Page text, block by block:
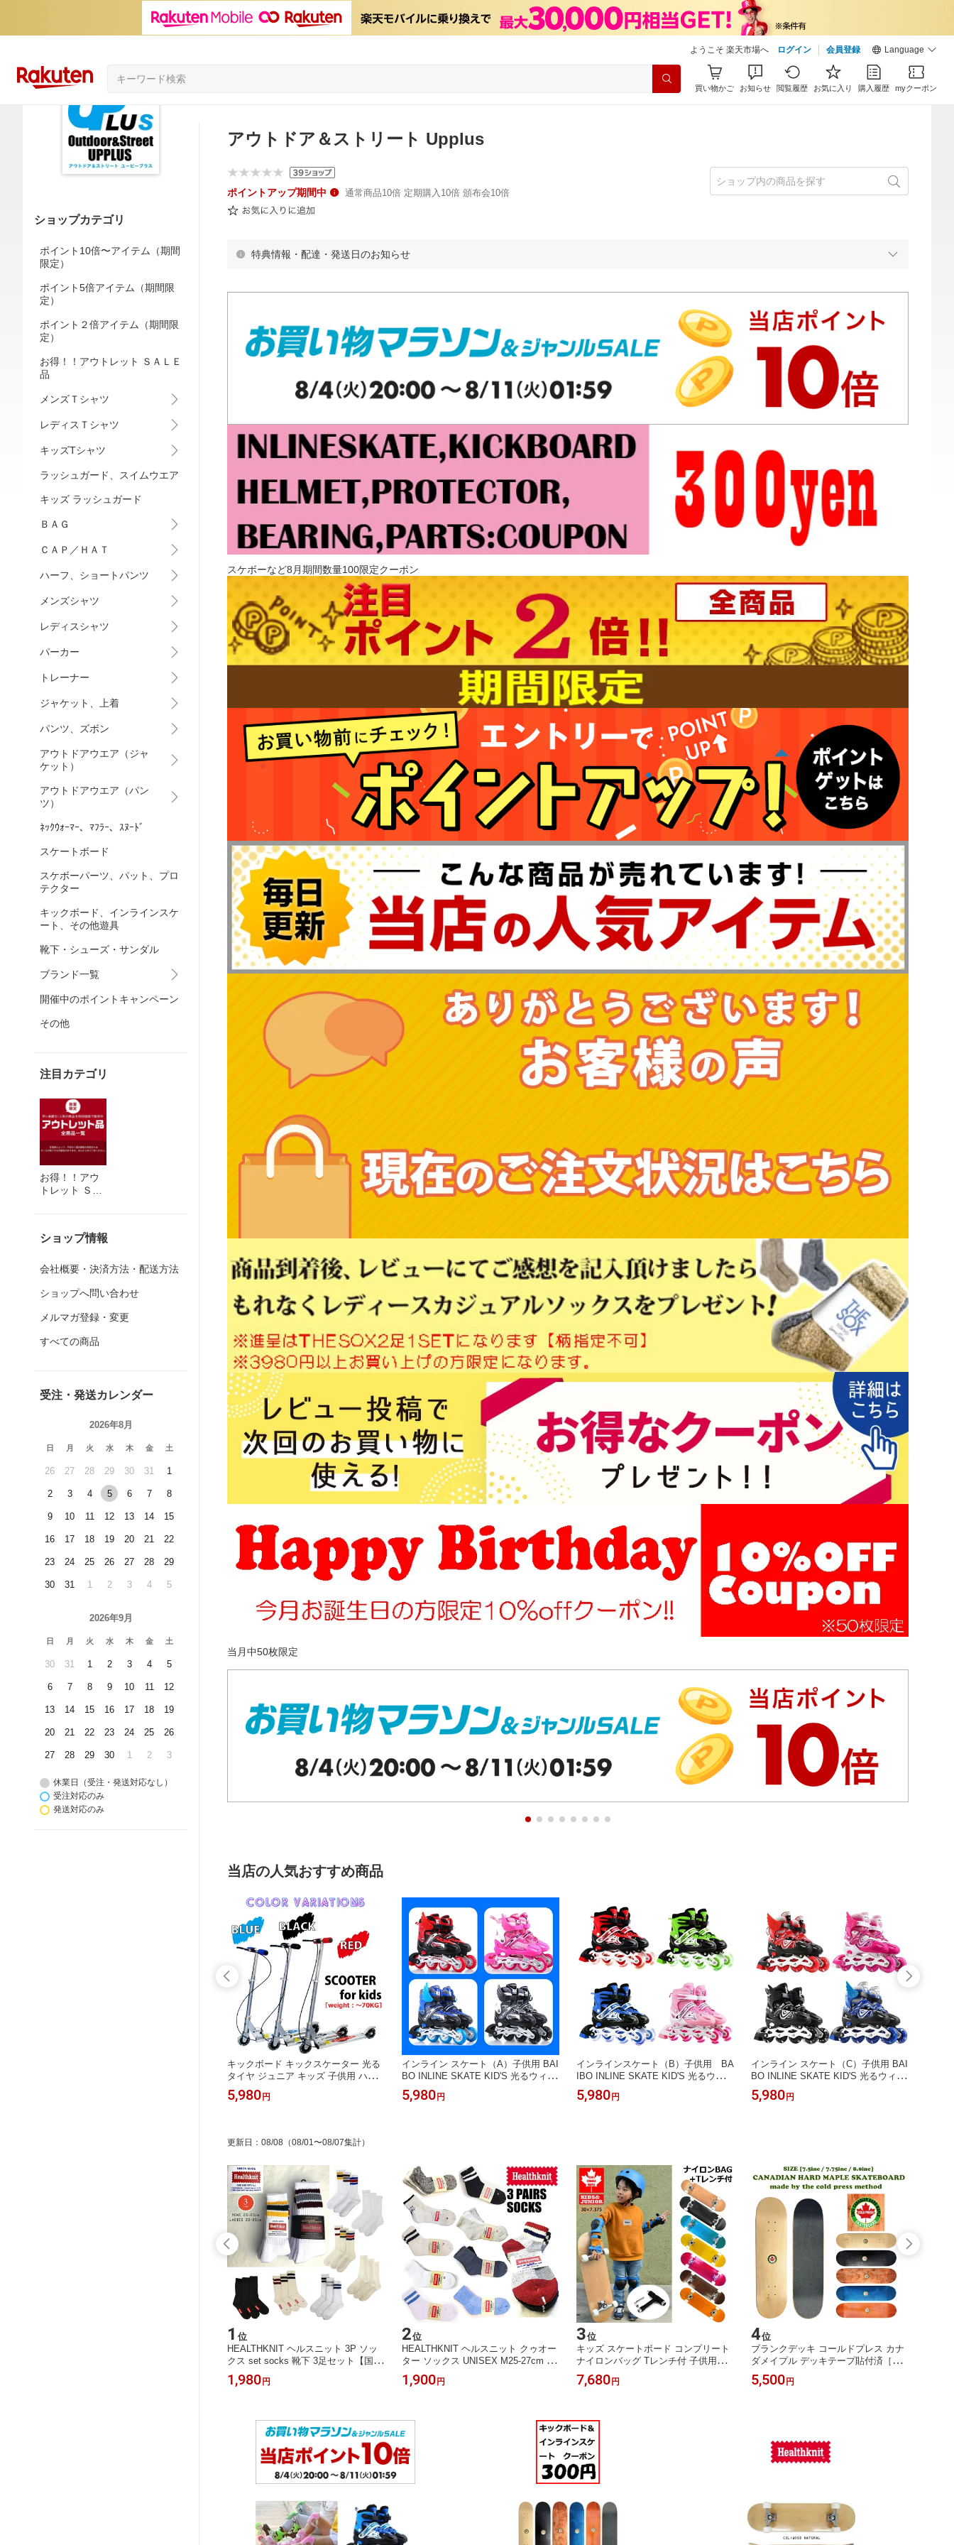
ようこそ 楽天市場へ ログイン 会員登録 Language
買い物かご お知らせ 閲覧履歴 お気に入り 購入履歴 myクーポン
ショップカテゴリ
ポイント10倍〜アイテム（期間
限定）
ポイント5倍アイテム（期間限
定）
ポイント２倍アイテム（期間限
定）
お得！！アウトレット ＳＡＬＥ
品
メンズＴシャツ
レディスＴシャツ
キッズTシャツ
ラッシュガード、スイムウエア
キッズ ラッシュガード
ＢＡＧ
ＣＡＰ／ＨＡＴ
ハーフ、ショートパンツ
メンズシャツ
レディスシャツ
パーカー
トレーナー
ジャケット、上着
パンツ、ズボン
アウトドアウエア（ジャ
ケット）
アウトドアウエア（パン
ツ）
ﾈｯｸｳｫｰﾏｰ、ﾏﾌﾗｰ、ｽﾇｰﾄﾞ
スケートボード
スケボーパーツ、パット、プロ
テクター
キックボード、インラインスケ
ート、その他遊具
靴下・シューズ・サンダル
ブランド一覧
開催中のポイントキャンペーン
その他
注目カテゴリ
お得！！アウ
トレット ＳＡ
ショップ情報
会社概要・決済方法・配送方法
ショップへ問い合わせ
メルマガ登録・変更
すべての商品
受注・発送カレンダー
2026年8月
日 月 火 水 木 金 土
26 27 28 29 30 31 1
2 3 4 5 6 7 8
9 10 11 12 13 14 15
16 17 18 19 20 21 22
23 24 25 26 27 28 29
30 31 1 2 3 4 5
2026年9月
日 月 火 水 木 金 土
30 31 1 2 3 4 5
6 7 8 9 10 11 12
13 14 15 16 17 18 19
20 21 22 23 24 25 26
27 28 29 30 1 2 3
休業日（受注・発送対応なし）
受注対応のみ
発送対応のみ
アウトドア＆ストリート Upplus
ポイントアップ期間中 通常商品10倍 定期購入10倍 頒布会10倍
特典情報・配達・発送日のお知らせ
スケボーなど8月期間数量100限定クーポン
当月中50枚限定
当店の人気おすすめ商品
キックボード キックスケーター 光る
タイヤ ジュニア キッズ 子供用 ハン
ドブレーキ フットブレーキ 高さ3段
階調節 折りたたみ 自転車 箱付き 誕
5,980円
インライン スケート（A）子供用 BAI
BO INLINE SKATE KID'S 光るウィー
ル 子供 キッズ ジュニア サイズ調整
可 LED ホイール 光る タイヤ ローラ
5,980円
インラインスケート（B）子供用 BA
IBO INLINE SKATE KID'S 光るウィー
ル 子供 キッズ ジュニア サイズ調整
可 LED ホイール 光る タイヤ ローラ
5,980円
インライン スケート（C）子供用 BAI
BO INLINE SKATE KID'S 光るウィー
ル 子供 キッズ ジュニア ストリート
サイズ調整可 LED ホイール 光る タ
5,980円
更新日 ： 08/08 （08/01〜08/07集計）
1 位
HEALTHKNIT ヘルスニット 3P ソッ
クス set socks 靴下 3足セット【国内
正規品】 フルパイル メンズ レディー
ス［S：23-25cm M：25-27cm ］アメ
91-3106 191-3471 191-3625 191-3577
1,980円
2位
HEALTHKNIT ヘルスニット クゥオー
ター ソックス UNISEX M25-27cm 底
パイル 靴下 3足セット 柄選択可【国
内正規品】 3Pセットソックス メンズ
エアブランド
1,900円
3位
キッズ スケートボード コンプリート
ナイロンバッグ Tレンチ付 子供用［
7.375インチ /ブラウンのみ］完成品 K
IDS SKATEBOARD COMPLETE スケ
女性 無地 入門用説明書
7,680円
4位
ブランクデッキ コールドプレス カナ
ダメイプル デッキテープ貼付済［軽
量/高反発/頑丈］【 7.5インチ 7.75イ
ンチ 8インチ 】カナディアンメープ
5,500円